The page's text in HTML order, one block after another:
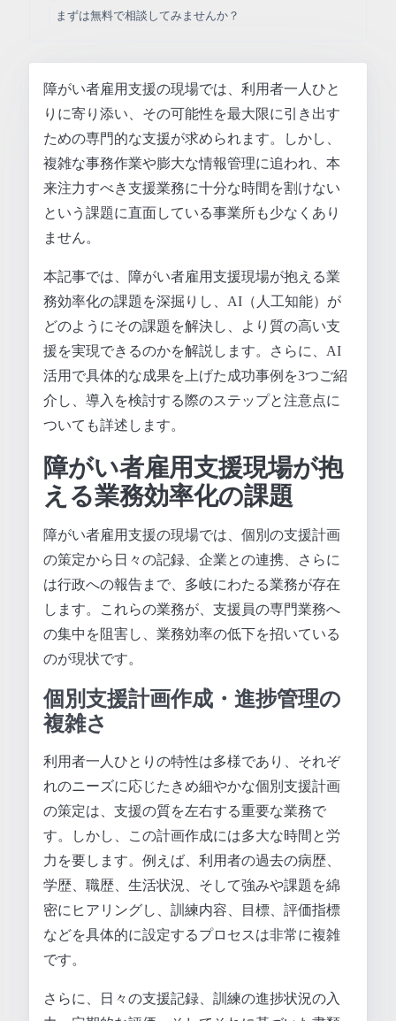
まずは無料で相談してみませんか？
障がい者雇用支援の現場では、利用者一人ひと
りに寄り添い、その可能性を最大限に引き出す
ための専門的な支援が求められます。しかし、
複雑な事務作業や膨大な情報管理に追われ、本
来注力すべき支援業務に十分な時間を割けない
という課題に直面している事業所も少なくあり
ません。
本記事では、障がい者雇用支援現場が抱える業
務効率化の課題を深掘りし、AI（人工知能）が
どのようにその課題を解決し、より質の高い支
援を実現できるのかを解説します。さらに、AI
活用で具体的な成果を上げた成功事例を3つご紹
介し、導入を検討する際のステップと注意点に
ついても詳述します。
障がい者雇用支援現場が抱
える業務効率化の課題
障がい者雇用支援の現場では、個別の支援計画
の策定から日々の記録、企業との連携、さらに
は行政への報告まで、多岐にわたる業務が存在
します。これらの業務が、支援員の専門業務へ
の集中を阻害し、業務効率の低下を招いている
のが現状です。
個別支援計画作成・進捗管理の
複雑さ
利用者一人ひとりの特性は多様であり、それぞ
れのニーズに応じたきめ細やかな個別支援計画
の策定は、支援の質を左右する重要な業務で
す。しかし、この計画作成には多大な時間と労
力を要します。例えば、利用者の過去の病歴、
学歴、職歴、生活状況、そして強みや課題を綿
密にヒアリングし、訓練内容、目標、評価指標
などを具体的に設定するプロセスは非常に複雑
です。
さらに、日々の支援記録、訓練の進捗状況の入